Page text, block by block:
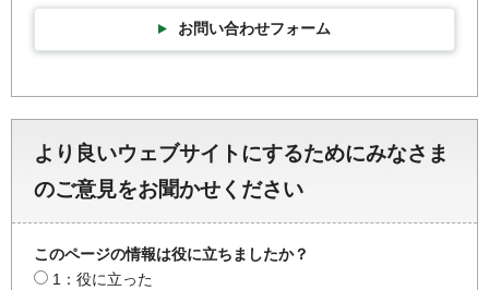
お問い合わせフォーム
より良いウェブサイトにするためにみなさま
のご意見をお聞かせください
このページの情報は役に立ちましたか？
1：役に立った